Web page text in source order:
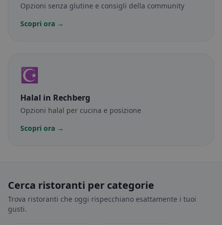
Opzioni senza glutine e consigli della community
Scopri ora →
☪️
Halal in Rechberg
Opzioni halal per cucina e posizione
Scopri ora →
Cerca ristoranti per categorie
Trova ristoranti che oggi rispecchiano esattamente i tuoi
gusti.